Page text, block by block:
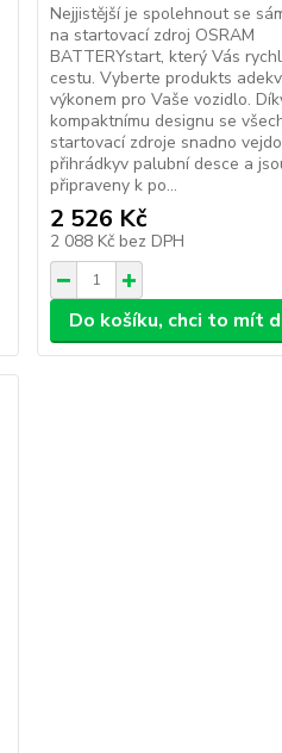
Nejjistější je spolehnout se
na startovací zdroj OSRAM
BATTERYstart, který Vás
cestu. Vyberte produkts
výkonem pro Vaše vozidlo.
kompaktnímu designu se
startovací zdroje snadno
přihrádkyv palubní desce a
připraveny k po...
2 526 Kč
2 088 Kč bez DPH
Do košíku, chci to mít